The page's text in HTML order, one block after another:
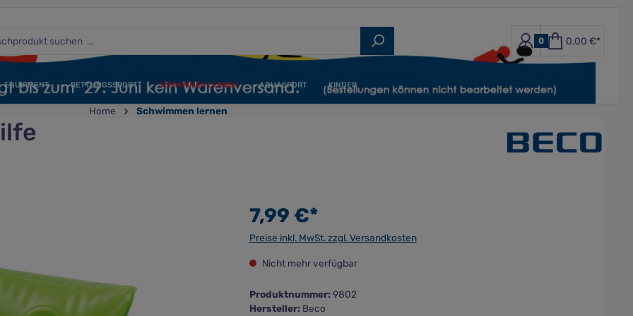
0 0,00 €*
EQUIPMENT RETTUNGSSPORT SCHWIMMEN LERNEN AQUASPORT KINDER
Home Schwimmen lernen
7,99 €*
Preise inkl. MwSt. zzgl. Versandkosten
Nicht mehr verfügbar
Produktnummer: 9802
Hersteller: Beco